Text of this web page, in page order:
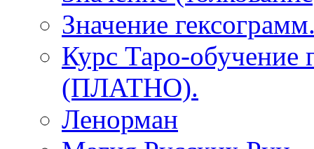
Значение
Курс Таро-обучение
(ПЛАТНО).
Ленорман